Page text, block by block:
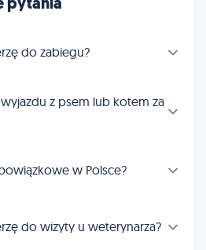
do zabiegu?
z psem lub kotem za
w Polsce?
do wizyty u weterynarza?